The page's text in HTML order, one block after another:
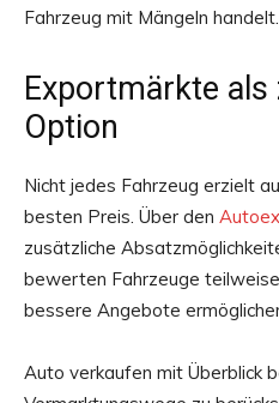
Fahrzeug mit Mängeln handelt.
Exportmärkte als
Option
Nicht jedes Fahrzeug erzielt
besten Preis. Über den
zusätzliche
bewerten Fahrzeuge
bessere Angebote
Auto verkaufen mit Überblick